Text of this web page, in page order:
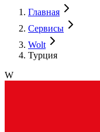
Главная
Сервисы
Wolt
Турция
W